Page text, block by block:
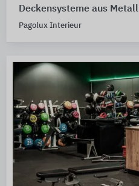
Deckensysteme aus Metall
Pagolux Interieur